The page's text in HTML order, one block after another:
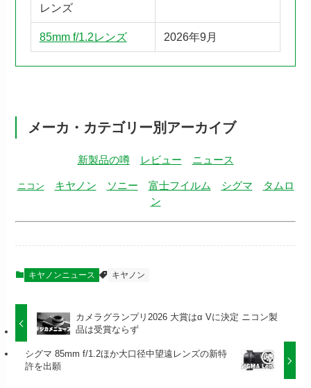
レンズ
85mm f/1.2レンズ 2026年9月
メーカ・カテゴリー別アーカイブ
新製品の噂 レビュー ニュース
ニコン キヤノン ソニー 富士フイルム シグマ
タムロ
ン
キヤノンニュース キヤノン
カメラグランプリ2026 大賞はα Vに決定 ニコン製
品は受賞ならず
シグマ 85mm f/1.2ほか大口径中望遠レンズの新特
許を出願